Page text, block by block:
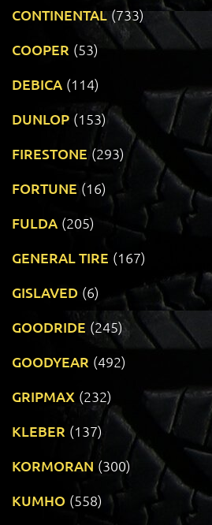
CONTINENTAL (733)
COOPER (53)
DEBICA (114)
DUNLOP (153)
FIRESTONE (293)
FORTUNE (16)
FULDA (205)
GENERAL TIRE (167)
GISLAVED (6)
GOODRIDE (245)
GOODYEAR (492)
GRIPMAX (232)
KLEBER (137)
KORMORAN (300)
KUMHO (558)